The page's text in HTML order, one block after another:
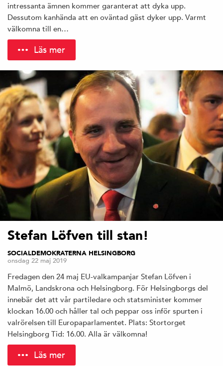
intressanta ämnen kommer garanterat att dyka upp.
Dessutom kanhända att en oväntad gäst dyker upp. Varmt
välkomna till en…
Läs mer
Stefan Löfven till stan!
SOCIALDEMOKRATERNA HELSINGBORG
onsdag 22 maj 2019
Fredagen den 24 maj EU-valkampanjar Stefan Löfven i
Malmö, Landskrona och Helsingborg. För Helsingborgs del
innebär det att vår partiledare och statsminister kommer
klockan 16.00 och håller tal och peppar oss inför spurten i
valrörelsen till Europaparlamentet. Plats: Stortorget
Helsingborg Tid: 16.00. Alla är välkomna!
Läs mer